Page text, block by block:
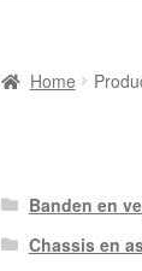
Over ons
Home
Banden en
Chassis en